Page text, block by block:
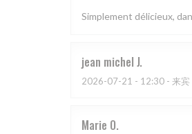
Simplement délicieux,
jean michel J
2026-07-21 - 12:30 - 来宾
Marie O